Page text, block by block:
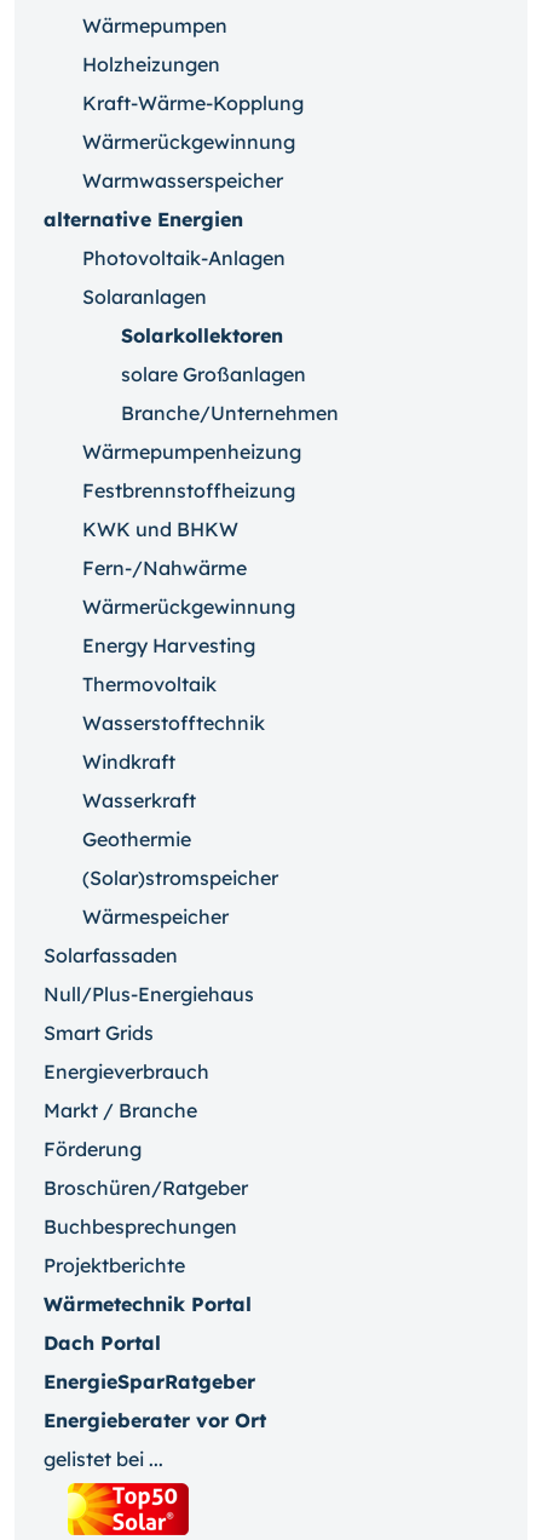
Wärmepumpen
Holzheizungen
Kraft-Wärme-Kopplung
Wärmerückgewinnung
Warmwasserspeicher
alternative Energien
Photovoltaik-Anlagen
Solaranlagen
Solarkollektoren
solare Großanlagen
Branche/Unternehmen
Wärmepumpenheizung
Festbrennstoffheizung
KWK und BHKW
Fern-/Nahwärme
Wärmerückgewinnung
Energy Harvesting
Thermovoltaik
Wasserstofftechnik
Windkraft
Wasserkraft
Geothermie
(Solar)stromspeicher
Wärmespeicher
Solarfassaden
Null/Plus-Energiehaus
Smart Grids
Energieverbrauch
Markt / Branche
Förderung
Broschüren/Ratgeber
Buchbesprechungen
Projektberichte
Wärmetechnik Portal
Dach Portal
EnergieSparRatgeber
Energieberater vor Ort
gelistet bei ...